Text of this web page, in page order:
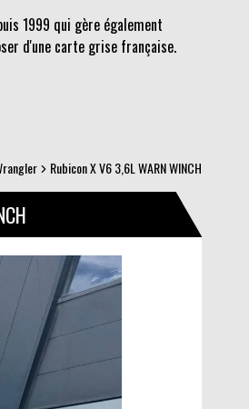
1999 qui gère également
d'une carte grise française.
Rubicon X V6 3,6L WARN WINCH